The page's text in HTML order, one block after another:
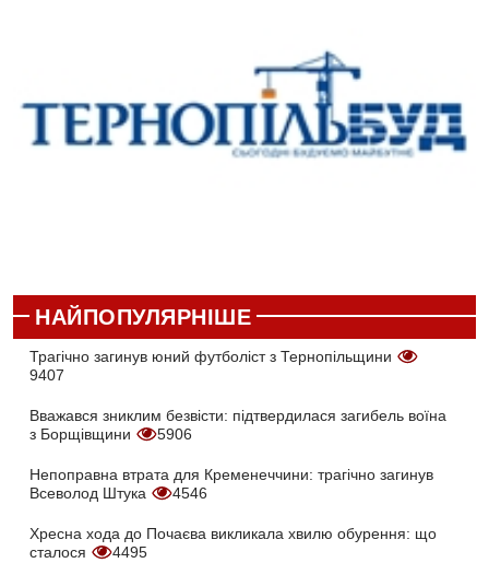
НАЙПОПУЛЯРНІШЕ
Трагічно загинув юний футболіст з Тернопільщини
9407
Вважався зниклим безвісти: підтвердилася загибель воїна
з Борщівщини
5906
Непоправна втрата для Кременеччини: трагічно загинув
Всеволод Штука
4546
Хресна хода до Почаєва викликала хвилю обурення: що
сталося
4495